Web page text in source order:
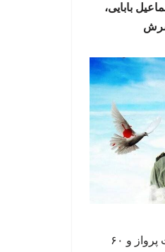
بابایی،
شهید بابایی بیش از ۳۰۰۰ ساعت پرواز و ۶۰